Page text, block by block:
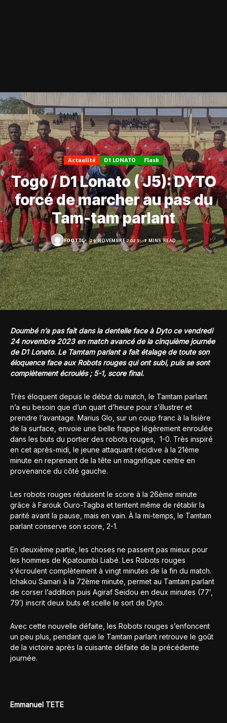
Actualité D1 LONATO Flash
Togo / D1 Lonato ( J5): DYTO
forcé de marcher au pas du
Tam-tam parlant
FOOT.TG 24 NOVEMBRE 2023 1 MINS READ
Doumbé n’a pas fait dans la dentelle face à Dyto ce vendredi
24 novembre 2023 en match avancé de la cinquième journée
de D1 Lonato. Le Tamtam parlant a fait étalage de toute son
éloquence face aux Robots rouges qui ont subi, puis se sont
complètement écroulés ; 5-1, score final.
Très éloquent depuis le début du match, le Tamtam parlant
n’a eu besoin que d’un quart d’heure pour s’illustrer et
prendre l’avantage. Marius Glo, sur un coup franc à la lisière
de la surface, envoie une belle frappe légèrement enroulée
dans les buts du portier des robots rouges, 1-0. Très inspiré
en cet après-midi, le jeune attaquant récidive à la 21ème
minute en reprenant de la tête un magnifique centre en
provenance du côté gauche.
Les robots rouges réduisent le score à la 26ème minute
grâce à Farouk Ouro-Tagba et tentent même de rétablir la
parité avant la pause, mais en vain. À la mi-temps, le Tamtam
parlant conserve son score, 2-1.
En deuxième partie, les choses ne passent pas mieux pour
les hommes de Kpatoumbi Liabé. Les Robots rouges
s’écroulent complètement à vingt minutes de la fin du match.
Ichakou Samari à la 72ème minute, permet au Tamtam parlant
de corser l’addition puis Agiraf Seidou en deux minutes (77′,
79′) inscrit deux buts et scelle le sort de Dyto.
Avec cette nouvelle défaite, les Robots rouges s’enfoncent
un peu plus, pendant que le Tamtam parlant retrouve le goût
de la victoire après la cuisante défaite de la précédente
journée.
Emmanuel TETE